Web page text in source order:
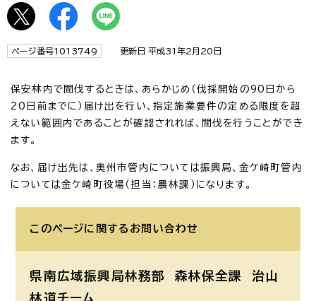
ページ番号1013749 更新日 平成31年2月20日
保安林内で間伐するときは、あらかじめ（伐採開始の90日から
20日前までに）届け出を行い、指定施業要件の定める限度を超
えない範囲内であることが確認されれば、間伐を行うことができ
ます。
なお、届け出先は、奥州市管内については振興局、金ケ崎町管内
については金ケ崎町役場（担当：農林課）になります。
このページに関する お問い合わせ
県南広域振興局林務部 森林保全課
治山
林道チーム